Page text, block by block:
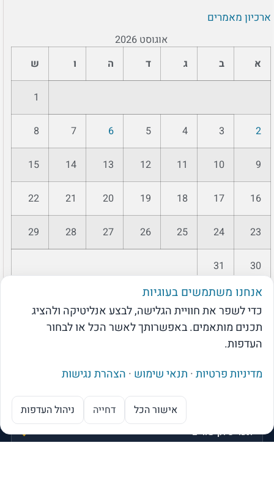
ארכיון מאמרים
אוגוסט 2026
א
ב ג ד ה ו ש
1
2
3
4
5
6
7
8
9
10
11
12
13
14
15
16
17
18
19
20
21
22
23
24
25
26
27
28
29
30
31
« יול
מבית פתרונות אפקטיביים
תפריט וקישורים
מנוע ה-AI של בקרת שכר
אנחנו משתמשים בעוגיות
כדי לשפר את חוויית הגלישה, לבצע אנליטיקה ולהציג
תכנים מותאמים. באפשרותך לאשר הכל או לבחור
העדפות.
מדיניות פרטיות· תנאי שימוש · הצהרת נגישות
אישור הכל דחייה ניהול העדפות